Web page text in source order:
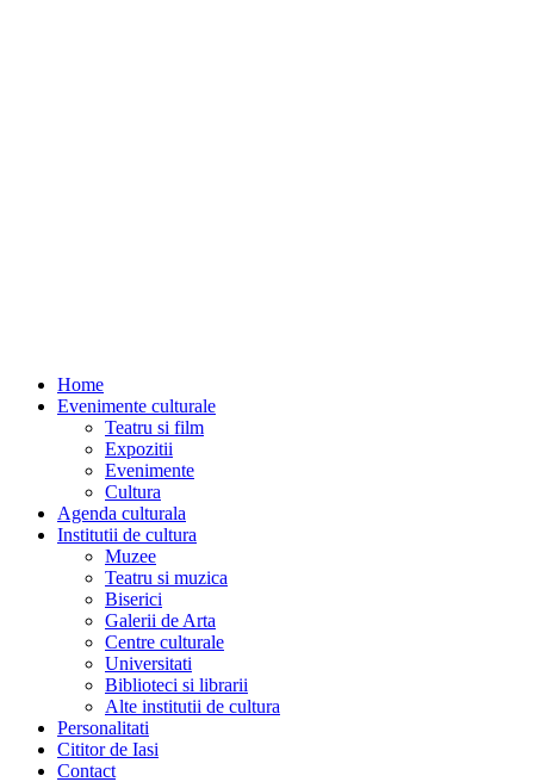
Home
Evenimente culturale
Teatru si film
Expozitii
Evenimente
Cultura
Agenda culturala
Institutii de cultura
Muzee
Teatru si muzica
Biserici
Galerii de Arta
Centre culturale
Universitati
Biblioteci si librarii
Alte institutii de cultura
Personalitati
Cititor de Iasi
Contact